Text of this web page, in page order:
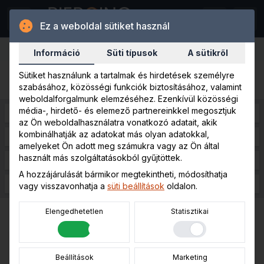
Főoldal
Karika
Karika piercingek
Dobozos termékek Titán karikák
Köves karikák Vastag karikák
Orvosi fém karikák Vékony karikák
Pálcazáras karikák Golyózáras karikák
Dobozos termékek
Ez a weboldal sütiket használ
Információ Süti típusok A sütikről
Sütiket használunk a tartalmak és hirdetések személyre
szabásához, közösségi funkciók biztosításához, valamint
weboldalforgalmunk elemzéséhez. Ezenkívül közösségi
média-, hirdető- és elemező partnereinkkel megosztjuk
az Ön weboldalhasználatra vonatkozó adatait, akik
kombinálhatják az adatokat más olyan adatokkal,
amelyeket Ön adott meg számukra vagy az Ön által
használt más szolgáltatásokból gyűjtöttek.
A hozzájárulását bármikor megtekintheti, módosíthatja
vagy visszavonhatja a süti beállítások oldalon.
Elengedhetetlen Statisztikai
Beállítások Marketing